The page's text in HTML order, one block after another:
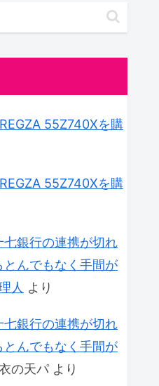
55Z740Xを購
55Z740Xを購
銀行の連携が切れ
んでもなく手間が
人 より
銀行の連携が切れ
んでもなく手間が
の天パより